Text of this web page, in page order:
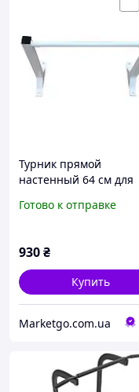
Турник прямой
настенный 64 см для
Готово к отправке
930₴
Купить
Marketgo.com.ua